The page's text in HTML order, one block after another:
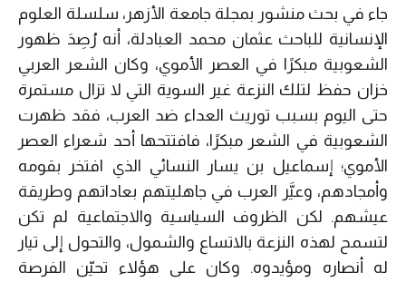
جاء في بحث منشور بمجلة جامعة الأزهر، سلسلة العلوم
الإنسانية للباحث عثمان محمد العبادلة، أنه رُصِدَ ظهور
الشعوبية مبكرًا في العصر الأموي، وكان الشعر العربي
خزان حفظ لتلك النزعة غير السوية التي لا تزال مستمرة
حتى اليوم بسبب توريث العداء ضد العرب، فقد ظهرت
الشعوبية في الشعر مبكرًا، فافتتحها أحد شعراء العصر
الأموي؛ إسماعيل بن يسار النسائي الذي افتخر بقومه
وأمجادهم، وعيَّر العرب في جاهليتهم بعاداتهم وطريقة
عيشهم. لكن الظروف السياسية والاجتماعية لم تكن
لتسمح لهذه النزعة بالاتساع والشمول، والتحول إلى تيار
له أنصاره ومؤيدوه. وكان على هؤلاء تحيّن الفرصة